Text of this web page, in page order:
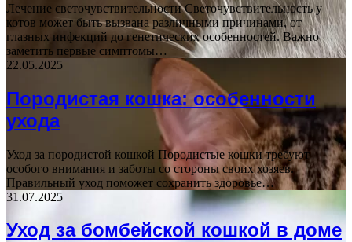
Лечение светочувствительности Светочувствительность у
котов может быть вызвана различными причинами, от
глазных инфекций до генетических особенностей. Важно
заметить первые симптомы…
22.05.2025
Породистая кошка: особенности
ухода
Уход за породистой кошкой Породистые кошки требуют
особого внимания и заботы со стороны своих хозяев.
Правильный уход поможет сохранить здоровье…
31.07.2025
Уход за бомбейской кошкой в доме